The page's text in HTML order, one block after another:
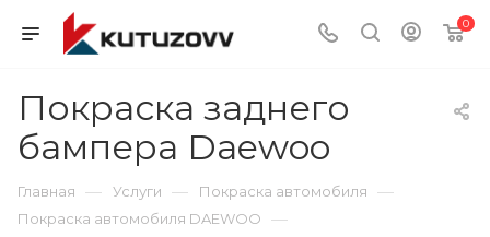
0
Покраска заднего
бампера Daewoo
Главная — Услуги — Покраска автомобиля —
Покраска автомобиля DAEWOO —